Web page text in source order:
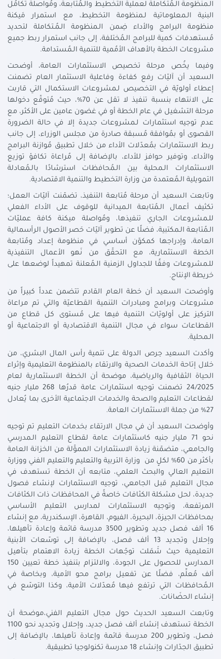
الـمنظومة الـمُتكاملة لعملية التخطيط والـمُتابعة، ومُواصلة تكامُل
البنية الـمعلوماتية لـمنظومة التخطيط، مع استمرار مَيكنة
منظومة البرامج والأداء ضِمن الـمنظومة الـمُـتكاملة لتحديد
مُستهدفات كمية للبرامج الـمُختلفة، إلى جانب استمرار ربط جميع
مشروعات الخطة بالأهداف الأمُمية للتنمية الـمُستدامة.
وفيما يخُص مرحلة تخصيص الاستثمارات العامة، أوضحت
السعيد أن آليّات رفع كفاءة وفاعلية الاستثمار العام تضمنت
إعطاء أولويّة في التخصيص لـمشروعات الاستكمال التي قاربت
على الانتهاء بنسبة تنفيذ لا تقل عن 70%، حيث مُتوقّع دخولها
مرحلة التشغيل في عام الخطة أو في غضون عامين على الأكثر، مع
عدم توجيه استثمارات لـمشروعات جديدة إلا في حالة الضرورة
القصوى أو بمُوافقة مُسبقة صادرة من مجلس الوزراء، إلى جانب
ربط الاستثمارات بمُعدّلات الأداء من خلال تطبيق مُوازنة البرامج
والأداء، وتوفير حوافز للأداء، بالإضافة إلى مُراعاة تكافؤ توزيع
الاستثمارات الـمحلية بين الـمُحافظات استرشادًا بالـمُعادلة
التمويلية الـمُعتمدة من وزارة التخطيط والتنمية الاقتصادية.
وتابعت السعيد أن مرحلة مُتابعة التنفيذ، تضمّنت آليّات العمل؛
تكثيف أعمال الـمُتابعة الـميدانية للوقوف على الأداء الفعلي
للـمشروعات الجاري تنفيذها، ومُواصلة ميكنة كافة عمليّات
الـمُتابعة الـمكتبية، فضلًا عن تطوير آليّات حَصر الأصول الرأسمالية
العامة، وإدراجها كمكوّن أساسي في منظومة إعداد ومُتابعة
الخطة الاستثمارية، مع التحقّق من نَهو الأعمال التنفيذية
للـمشروعات وفقًا للجداول الزمنية الـمُعلنة تمهيداً لوضعها على
خريطة الإنتاج.
وأوضحت السعيد أن خطة العام القادم تتضمن عدداً كبيراً من
مشروعات وبرامج ومبادرات التنمية القطاعيّة والتي تم مراعاة
التركيز على أولويّات التنمية فيها على مُستوى كل قطاع من
القطاعات سواء في مجال التنمية الاقتصادية أو الاجتماعية أو
الـمحلية.
وأكدت السعيد حِرص الدولة على تنمية رأس المال البشري، من
خلال إتاحة الخدمات الصحية والارتقاء بالمنظومة التعليمية وإثراء
الحياة الثقافية والرياضية، موضحة أن الخطة الاستثمارية لعام
24/2025 تضمنت توجيه استثمارات عامة قدرُها 268 مليار جنيه
لقطاعات التعليم والصحة والخدمات الاجتماعية الأخرى بما يُعادل
27% من جملة الاستثمارات العامة.
وأوضحت السعيد أن في مجال الارتقاء بخدمات التعليم تم توجيه
نحو 71 مليار جنيه كاستثمارات عامة لقطاع التعليم الـمدرسي
والجامعي، متضمّنة زيادة الاستثمارات المموَّلة من الخزانة العامة
بأكثر من 60% لكلٍ من وزارة التربية والتعليم والتعليم الفني ووزارة
التعليم العالي والبحث العلمي، متابعه أن الخطة تستهدف في
مجال التعليم قبل الجامعي، توجيه الاستثمارات لإنشاء فصول
جديدة، لحل مشكلة الكثافات خاصةً في المحافظات ذات الكثافات
المرتفعة، وتوجيه الاستثمارات لمدارس التعليم الأساسي
بمحافظات الجيزة، البحيرة، الفيوم، القاهرة، الإسكندرية، مع إنشاء
16 ألف فصل جديد وتطوير 3500 مدرسة قائمة وإعادة تأهيلها،
وإحلال وتجديد 13 ألف فصل، بالإضافة إلى توسّعات الأبنية
التعليمية حيث شَمَلت توجّهات الخطة زيادة الاهتمام بتأهيل
الـمدارس للحصول على الجودة، والالتزام بتنفيذ خطة تعيين 150
ألف مُعلِّم، فضلًا عن تفعيل برامج محو الأمية، وبخاصة في
الـمُحافظات التي ترتفع فيها مُعدّلات الأمية، وكذا التوسّع في
إنشاء الحضَانات.
وتابعت السعيد الحديث حول مجال التعليم الفني،موضحة أن
الخطة تستهدف إنشاء ألف فصل جديد، وإحلال وتجديد نحو 1100
فصل، وتطوير 200 مدرسة قائمة وإعادة تأهيلها، بالإضافة إلى
تطبيق الجدّارات وإنشاء 18 مدرسة تكنولوجيا تطبيقية.